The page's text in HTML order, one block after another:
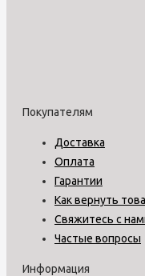
Покупателям
Доставка
Оплата
Гарантии
Как вернуть
Свяжитесь с
Частые вопросы
Информация